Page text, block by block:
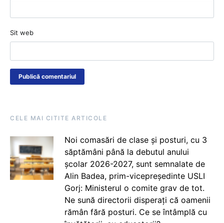
Sit web
CELE MAI CITITE ARTICOLE
Noi comasări de clase și posturi, cu 3
săptămâni până la debutul anului
școlar 2026-2027, sunt semnalate de
Alin Badea, prim-vicepreședinte USLI
Gorj: Ministerul o comite grav de tot.
Ne sună directorii disperați că oamenii
rămân fără posturi. Ce se întâmplă cu